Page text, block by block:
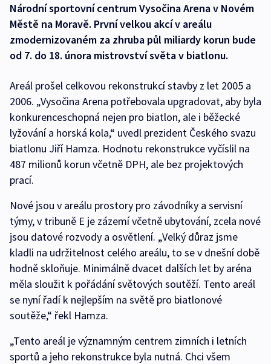
Národní sportovní centrum Vysočina Arena v Novém
Městě na Moravě. První velkou akcí v areálu
zmodernizovaném za zhruba půl miliardy korun bude
od 7. do 18. února mistrovství světa v biatlonu.
Areál prošel celkovou rekonstrukcí stavby z let 2005 a
2006. „Vysočina Arena potřebovala upgradovat, aby byla
konkurenceschopná nejen pro biatlon, ale i běžecké
lyžování a horská kola,“ uvedl prezident Českého svazu
biatlonu Jiří Hamza. Hodnotu rekonstrukce vyčíslil na
487 milionů korun včetně DPH, ale bez projektových
prací.
Nové jsou v areálu prostory pro závodníky a servisní
týmy, v tribuně E je zázemí včetně ubytování, zcela nové
jsou datové rozvody a osvětlení. „Velký důraz jsme
kladli na udržitelnost celého areálu, to se v dnešní době
hodně skloňuje. Minimálně dvacet dalších let by aréna
měla sloužit k pořádání světových soutěží. Tento areál
se nyní řadí k nejlepším na světě pro biatlonové
soutěže,“ řekl Hamza.
„Tento areál je významným centrem zimních i letních
sportů a jeho rekonstrukce byla nutná. Chci všem